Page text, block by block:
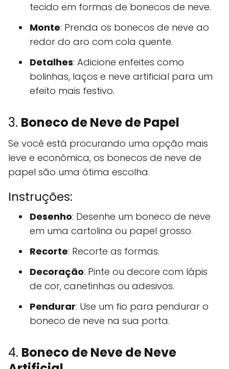
tecido em formas de bonecos de neve.
Monte: Prenda os bonecos de neve ao
redor do aro com cola quente.
Detalhes: Adicione enfeites como
bolinhas, laços e neve artificial para um
efeito mais festivo.
3. Boneco de Neve de Papel
Se você está procurando uma opção mais
leve e econômica, os bonecos de neve de
papel são uma ótima escolha.
Instruções:
Desenho: Desenhe um boneco de neve
em uma cartolina ou papel grosso.
Recorte: Recorte as formas.
Decoração: Pinte ou decore com lápis
de cor, canetinhas ou adesivos.
Pendurar: Use um fio para pendurar o
boneco de neve na sua porta.
4. Boneco de Neve de Neve